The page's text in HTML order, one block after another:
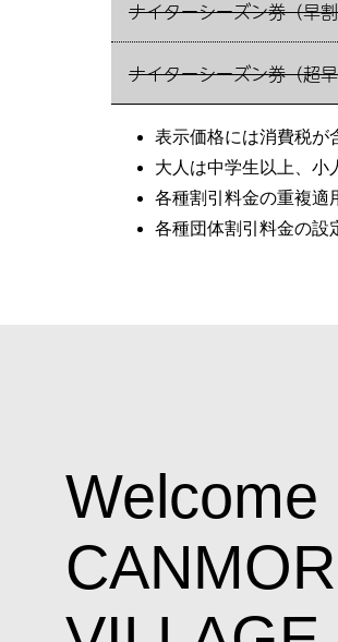
ナイターシーズン券（早
ナイターシーズン券（超
表示価格には消費税が
大人は中学生以上、小
各種割引料金の重複適
各種団体割引料金の設
Welcome